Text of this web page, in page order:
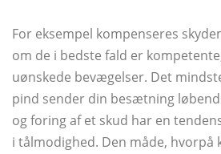
For eksempel kompenseres
om de i bedste fald er
uønskede bevægelser. Det
pind sender din besætning
og foring af et skud har en
i tålmodighed. Den måde, hvorpå